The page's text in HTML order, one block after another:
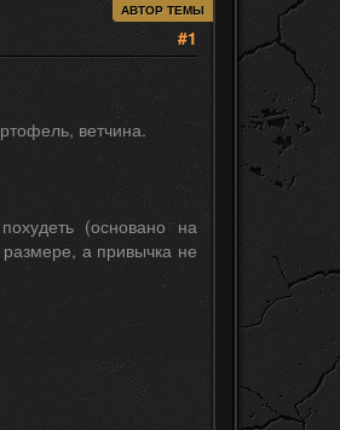
АВТОР ТЕМЫ
#1
ветчина.
(основано на
а привычка не